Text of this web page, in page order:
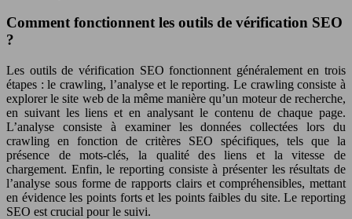
Comment fonctionnent les outils de vérification SEO
?
Les outils de vérification SEO fonctionnent généralement en trois
étapes : le crawling, l’analyse et le reporting. Le crawling consiste à
explorer le site web de la même manière qu’un moteur de recherche,
en suivant les liens et en analysant le contenu de chaque page.
L’analyse consiste à examiner les données collectées lors du
crawling en fonction de critères SEO spécifiques, tels que la
présence de mots-clés, la qualité des liens et la vitesse de
chargement. Enfin, le reporting consiste à présenter les résultats de
l’analyse sous forme de rapports clairs et compréhensibles, mettant
en évidence les points forts et les points faibles du site. Le reporting
SEO est crucial pour le suivi.